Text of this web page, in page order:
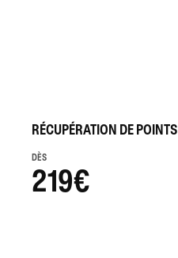
RÉCUPÉRATION DE POINTS
DÈS
219€